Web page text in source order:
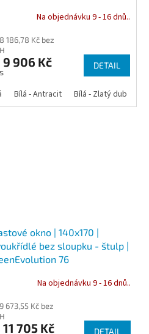
Ořech Mahagon
Antracit Zlatý dub Tmavý dub
- Tmavý dub Bílá - Ořech Bílá -
Na objednávku 9 - 16 dnů..
186,78 Kč bez
9 906 Kč DETAIL
Bílá - Antracit Bílá - Zlatý dub
okno | 140x170 |
bez sloupku - štulp |
76
Na objednávku 9 - 16 dnů..
673,55 Kč bez
11 705 Kč DETAIL